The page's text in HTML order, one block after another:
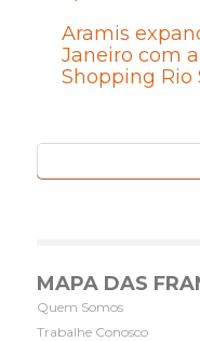
Aramis
Janeiro com
Shopping Rio
MAPA DAS
Quem Somos
Trabalhe Conosco